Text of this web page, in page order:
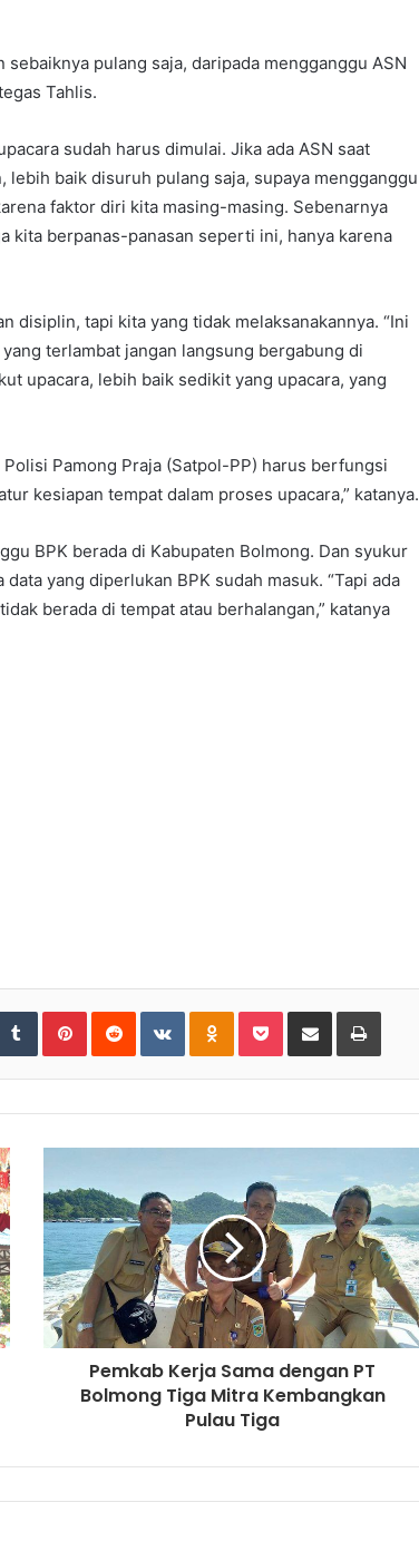
pulang saja, daripada mengganggu ASN
Tahlis.
sudah harus dimulai. Jika ada ASN saat
baik disuruh pulang saja, supaya mengganggu
faktor diri kita masing-masing. Sebenarnya
kita berpanas-panasan seperti ini, hanya karena
disiplin, tapi kita yang tidak melaksanakannya. “Ini
terlambat jangan langsung bergabung di
upacara, lebih baik sedikit yang upacara, yang
Pamong Praja (Satpol-PP) harus berfungsi
kesiapan tempat dalam proses upacara,” katanya.
BPK berada di Kabupaten Bolmong. Dan syukur
yang diperlukan BPK sudah masuk. “Tapi ada
berada di tempat atau berhalangan,” katanya
TumblrPinterestReddit VKontakteOdnoklassniki
PocketShare via Email Print
Pemkab Kerja Sama dengan PT
Bolmong Tiga Mitra Kembangkan
Pulau Tiga